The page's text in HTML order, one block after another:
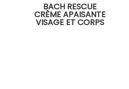
BACH RESCUE
CRÈME APAISANTE
VISAGE ET CORPS